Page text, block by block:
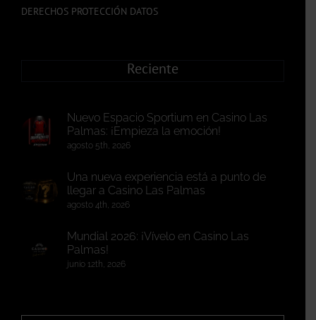
DERECHOS PROTECCIÓN DATOS
Reciente
Nuevo Espacio Sportium en Casino Las
Palmas: ¡Empieza la emoción!
agosto 5th, 2026
Una nueva experiencia está a punto de
llegar a Casino Las Palmas
agosto 4th, 2026
Mundial 2026: ¡Vívelo en Casino Las
Palmas!
junio 12th, 2026